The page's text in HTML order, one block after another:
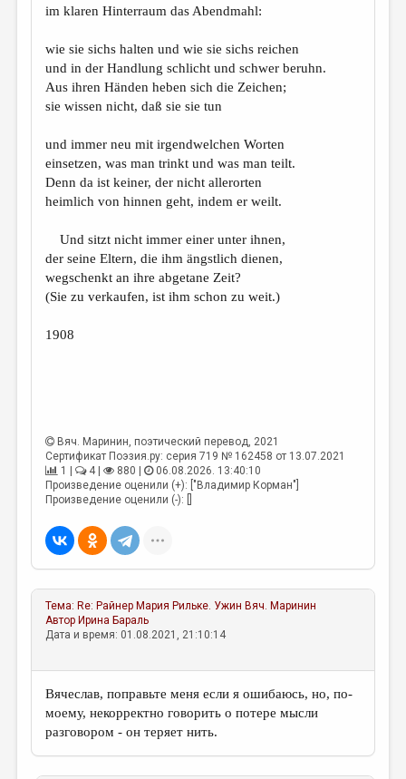
КУЛЬТУРОВЕДЕНИЕ
ПУБЛИЦИСТИКА
РЕЦЕНЗИРОВАНИЕ
ЦИКЛЫ ПУБЛИКАЦИЙ
ТРЕДИАКОВСКИЙ
МЕДИА
ВКОНТАКТЕ
im klaren Hinterraum das Abendmahl:
wie sie sichs halten und wie sie sichs reichen
und in der Handlung schlicht und schwer beruhn.
Aus ihren Händen heben sich die Zeichen;
sie wissen nicht, daß sie sie tun
und immer neu mit irgendwelchen Worten
einsetzen, was man trinkt und was man teilt.
Denn da ist keiner, der nicht allerorten
heimlich von hinnen geht, indem er weilt.
Und sitzt nicht immer einer unter ihnen,
der seine Eltern, die ihm ängstlich dienen,
wegschenkt an ihre abgetane Zeit?
(Sie zu verkaufen, ist ihm schon zu weit.)
1908
Вяч. Маринин, поэтический перевод, 2021
Сертификат Поэзия.ру: серия 719 № 162458 от 13.07.2021
1 |
4 | 880 |
06.08.2026. 13:40:10
Произведение оценили (+): ["Владимир Корман"]
Произведение оценили (-): []
Тема: Re: Райнер Мария Рильке. Ужин Вяч. Маринин
Автор Ирина Бараль
Дата и время: 01.08.2021, 21:10:14
Вячеслав, поправьте меня если я ошибаюсь, но, по-
моему, некорректно говорить о потере мысли
разговором - он теряет нить.